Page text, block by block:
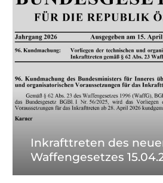
Inkrafttreten des
Waffengesetzes